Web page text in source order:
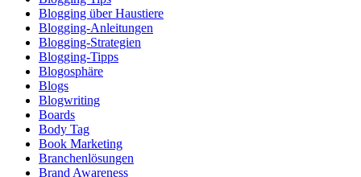
Blogging über Haustiere
Blogging-Anleitungen
Blogging-Strategien
Blogging-Tipps
Blogosphäre
Blogs
Blogwriting
Boards
Body Tag
Book Marketing
Branchenlösungen
Brand Awareness